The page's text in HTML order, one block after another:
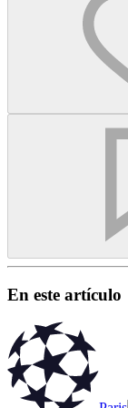
En este artículo